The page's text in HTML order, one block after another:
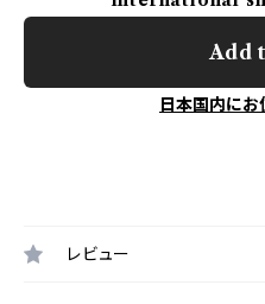
Add
日本国内にお
レビュー